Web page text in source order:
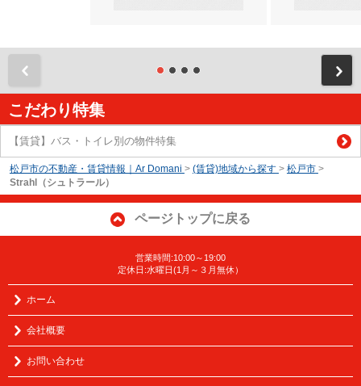
こだわり特集
【賃貸】バス・トイレ別の物件特集
松戸市の不動産・賃貸情報｜Ar Domani > (賃貸)地域から探す > 松戸市 >
Strahl（シュトラール）
ページトップに戻る
営業時間:10:00～19:00
定休日:水曜日(1月～３月無休）
ホーム
会社概要
お問い合わせ